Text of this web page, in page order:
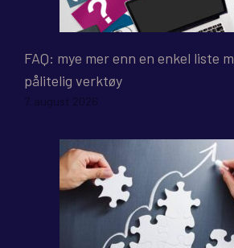
FAQ: mye mer enn en enkel liste
pålitelig verktøy
7. august 2026